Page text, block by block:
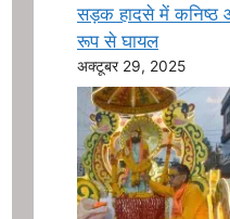
सड़क हादसे में कनिष्ठ
रूप से घायल
अक्टूबर 29, 2025